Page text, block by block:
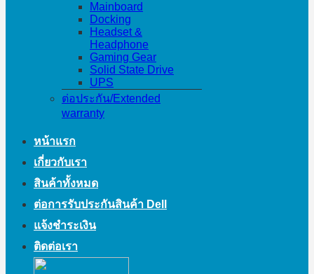
Mainboard
Docking
Headset &
Headphone
Gaming Gear
Solid State Drive
UPS
ต่อประกัน/Extended
warranty
หน้าแรก
เกี่ยวกับเรา
สินค้าทั้งหมด
ต่อการรับประกันสินค้า Dell
แจ้งชำระเงิน
ติดต่อเรา